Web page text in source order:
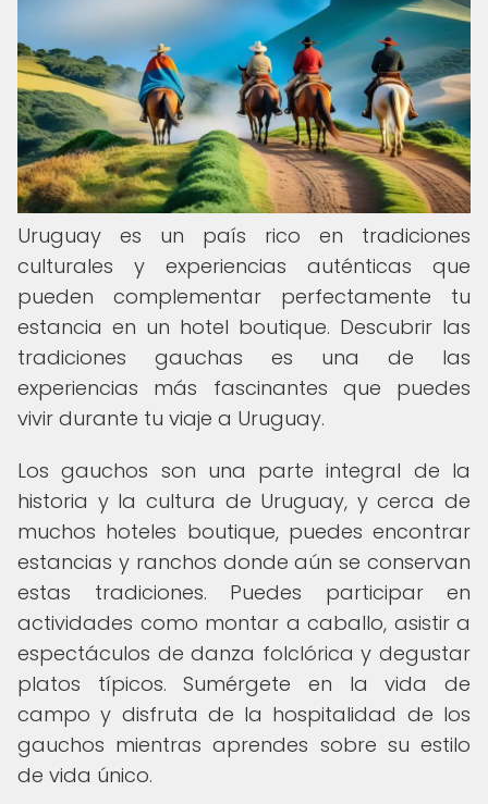
Uruguay es un país rico en tradiciones
culturales y experiencias auténticas que
pueden complementar perfectamente tu
estancia en un hotel boutique. Descubrir las
tradiciones gauchas es una de las
experiencias más fascinantes que puedes
vivir durante tu viaje a Uruguay.
Los gauchos son una parte integral de la
historia y la cultura de Uruguay, y cerca de
muchos hoteles boutique, puedes encontrar
estancias y ranchos donde aún se conservan
estas tradiciones. Puedes participar en
actividades como montar a caballo, asistir a
espectáculos de danza folclórica y degustar
platos típicos. Sumérgete en la vida de
campo y disfruta de la hospitalidad de los
gauchos mientras aprendes sobre su estilo
de vida único.